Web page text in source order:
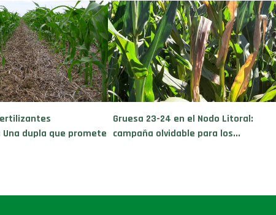
dupla que promete
Gruesa 23-24 en el Nodo Litoral:
campaña olvidable para los...